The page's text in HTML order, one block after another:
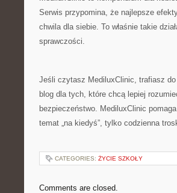
Serwis przypomina, że najlepsze
chwila dla siebie. To właśnie takie
sprawczości.
Jeśli czytasz MediluxClinic, trafiasz
blog dla tych, które chcą lepiej
bezpieczeństwo. MediluxClinic
temat „na kiedyś”, tylko codzienna
CATEGORIES: ŻYCIE SZKOŁY
Comments are closed.